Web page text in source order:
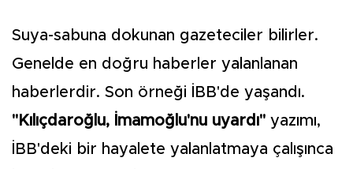
Suya-sabuna dokunan gazeteciler bilirler.
Genelde en doğru haberler yalanlanan
haberlerdir. Son örneği İBB'de yaşandı.
"Kılıçdaroğlu, İmamoğlu'nu uyardı" yazımı,
İBB'deki bir hayalete yalanlatmaya çalışınca